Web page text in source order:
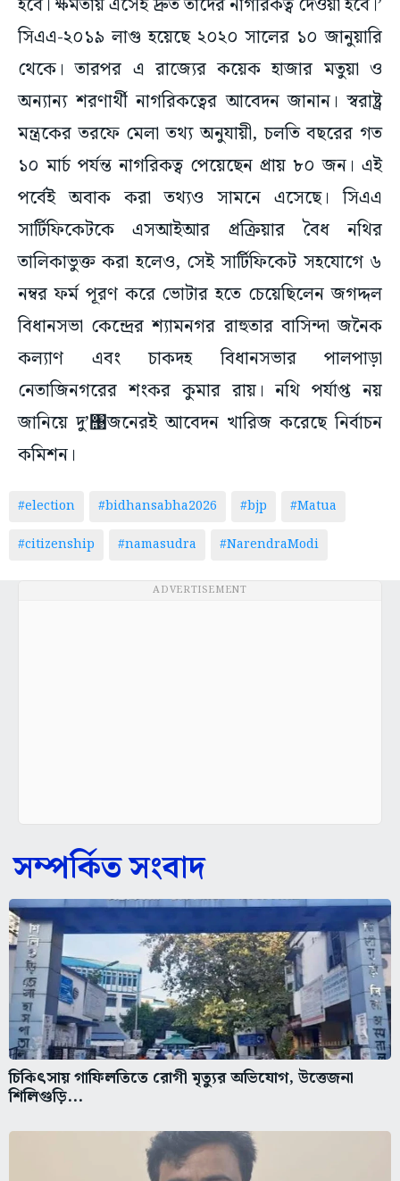
সিএএ-২০১৯ লাগু হয়েছে ২০২০ সালের ১০ জানুয়ারি
থেকে। তারপর এ রাজ্যের কয়েক হাজার মতুয়া ও
অন্যান্য শরণার্থী নাগরিকত্বের আবেদন জানান। স্বরাষ্ট্র
মন্ত্রকের তরফে মেলা তথ্য অনুযায়ী, চলতি বছরের গত
১০ মার্চ পর্যন্ত নাগরিকত্ব পেয়েছেন প্রায় ৮০ জন। এই
পর্বেই অবাক করা তথ্যও সামনে এসেছে। সিএএ
সার্টিফিকেটকে এসআইআর প্রক্রিয়ার বৈধ নথির
তালিকাভুক্ত করা হলেও, সেই সার্টিফিকেট সহযোগে ৬
নম্বর ফর্ম পূরণ করে ভোটার হতে চেয়েছিলেন জগদ্দল
বিধানসভা কেন্দ্রের শ্যামনগর রাহুতার বাসিন্দা জনৈক
কল্যাণ এবং চাকদহ বিধানসভার পালপাড়া
নেতাজিনগরের শংকর কুমার রায়। নথি পর্যাপ্ত নয়
জানিয়ে দু’‌঩জনেরই আবেদন খারিজ করেছে নির্বাচন
কমিশন।
#election #bidhansabha2026 #bjp
#Matua
#citizenship
#namasudra #NarendraModi
ADVERTISEMENT
সম্পর্কিত সংবাদ
চিকিৎসায় গাফিলতিতে রোগী মৃত্যুর অভিযোগ, উত্তেজনা
শিলিগুড়ি...